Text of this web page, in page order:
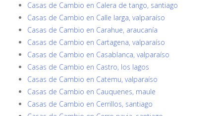
Casas de Cambio en Calera de tango, santiago
Casas de Cambio en Calle larga, valparaíso
Casas de Cambio en Carahue, araucanía
Casas de Cambio en Cartagena, valparaíso
Casas de Cambio en Casablanca, valparaíso
Casas de Cambio en Castro, los lagos
Casas de Cambio en Catemu, valparaíso
Casas de Cambio en Cauquenes, maule
Casas de Cambio en Cerrillos, santiago